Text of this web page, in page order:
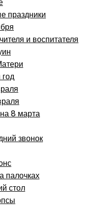
праздники
и воспитателя
8 марта
звонок
палочках
стол